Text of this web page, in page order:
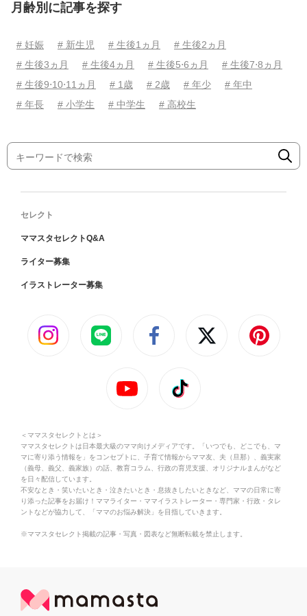
月齢別に記事を探す
# 妊娠 # 新生児 # 生後1ヵ月
# 生後2ヵ月
# 生後3ヵ月
# 生後4ヵ月 # 生後5⋅6ヵ月
# 生後7⋅8ヵ月
# 生後9⋅10⋅11ヵ月
# 1歳 # 2歳 # 年少
# 年中
# 年長
# 小学生 # 中学生 # 高校生
セレクト
ママスタセレクトQ&A
ライター募集
イラストレーター募集
＜ママスタセレクトとは＞
ママスタセレクトは日本最大級のママ向けメディアです。「いつでも、どこでも、マ
マに寄り添う情報を」をコンセプトに、子育て情報からママ友、夫（旦那）、義実家
（義母、義父、義家族）の話、教育コラム、行政の育児支援、オリジナルまんがなど
を日々配信しています。
不安なとき・笑いたいとき・泣きたいとき・息抜きしたいときなど、ママの日常に寄
り添った記事をお届け！ママライター・ママイラストレーター・専門家・行政・タレ
ントなどが協力して、「ママのお悩み解決」を目指していきます。
※ママスタセレクト掲載の記事・写真・図表など無断転載を禁止します。